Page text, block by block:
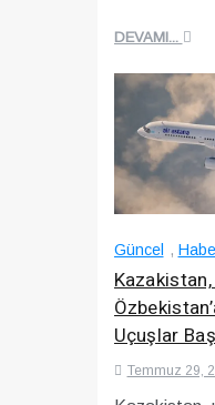
DEVAMI...
Güncel ,
Uçuşlar
Temmuz 29,